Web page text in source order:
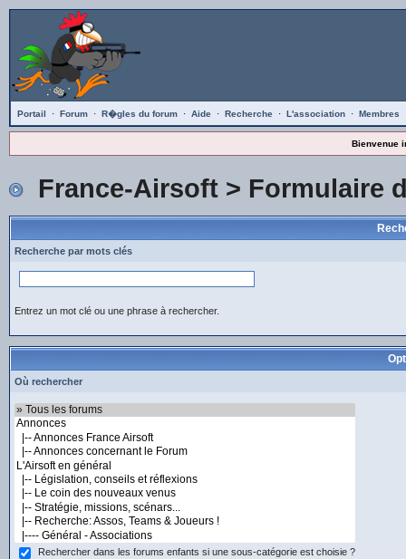
Portail · Forum · R�gles du forum · Aide · Recherche · L'association · Membres
Bienvenue
France-Airsoft> Formulaire
Recherche par mots clés
Entrez un mot clé ou une phrase à rechercher.
Où rechercher
Rechercher dans les forums enfants si une sous-catégorie est choisie ?